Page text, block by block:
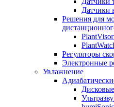
Датчики
Решения для
Регуляторы
Электронные
Увлажнение